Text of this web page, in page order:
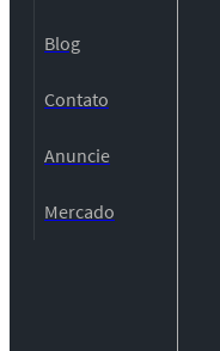
Blog
Contato
Anuncie
Mercado